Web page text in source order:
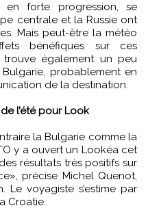
en forte progression, se
centrale et la Russie ont
Mais peut-être la météo
bénéfiques sur ces
trouve également un peu
probablement en
de la destination.
l’été pour Look
la Bulgarie comme la
y a ouvert un Lookéa cet
résultats très positifs sur
précise Michel Quenot,
Le voyagiste s’estime par
Croatie.